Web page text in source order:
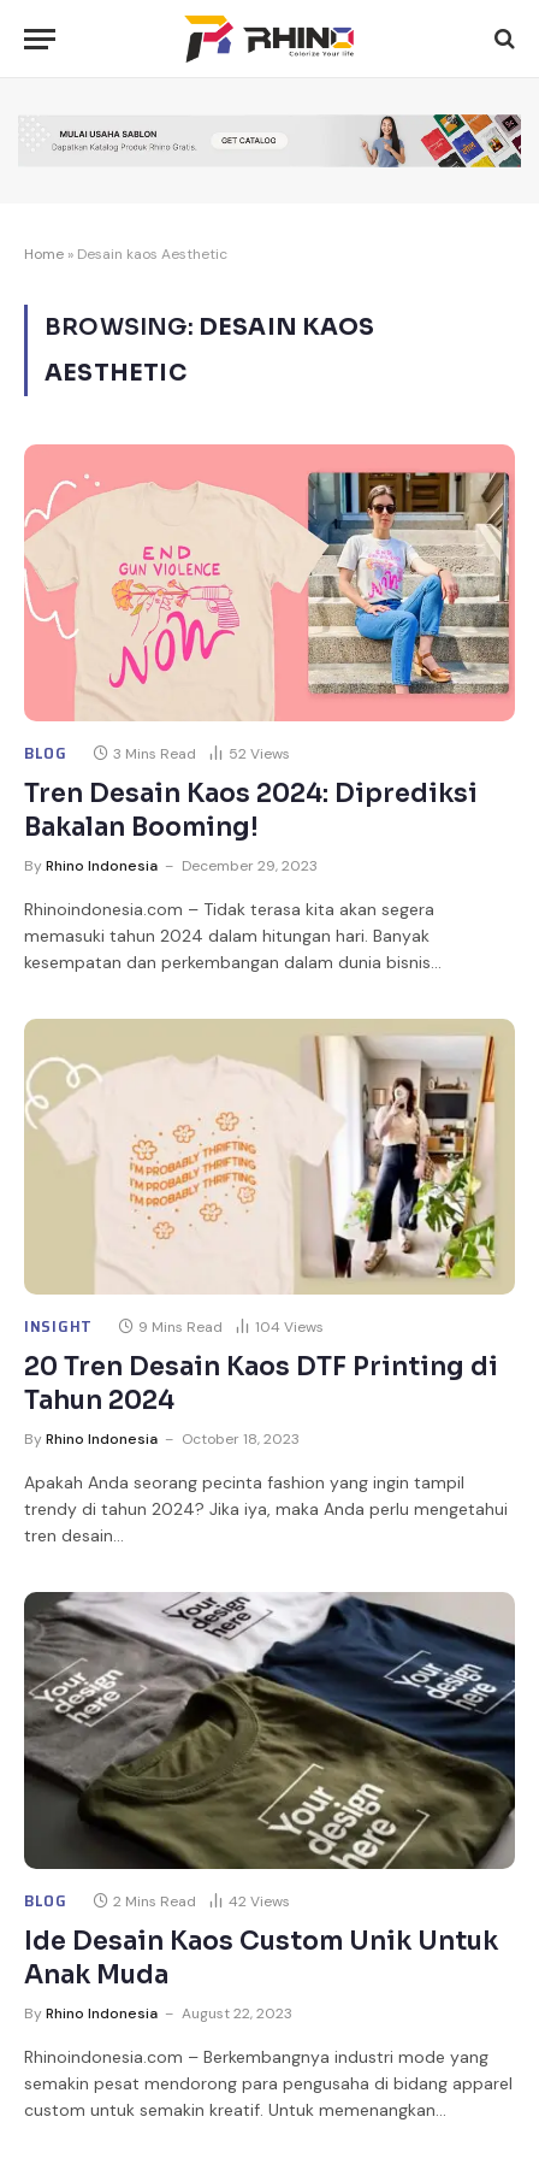
Home » Desain kaos Aesthetic
BROWSING: DESAIN KAOS
AESTHETIC
BLOG 3 Mins Read 52 Views
Tren Desain Kaos 2024: Diprediksi
Bakalan Booming!
ByRhino Indonesia December 29, 2023
Rhinoindonesia.com – Tidak terasa kita akan segera
memasuki tahun 2024 dalam hitungan hari. Banyak
kesempatan dan perkembangan dalam dunia bisnis…
INSIGHT 9 Mins Read 104 Views
20 Tren Desain Kaos DTF Printing di
Tahun 2024
ByRhino Indonesia October 18, 2023
Apakah Anda seorang pecinta fashion yang ingin tampil
trendy di tahun 2024? Jika iya, maka Anda perlu mengetahui
tren desain…
BLOG 2 Mins Read 42 Views
Ide Desain Kaos Custom Unik Untuk
Anak Muda
ByRhino Indonesia August 22, 2023
Rhinoindonesia.com – Berkembangnya industri mode yang
semakin pesat mendorong para pengusaha di bidang apparel
custom untuk semakin kreatif. Untuk memenangkan…